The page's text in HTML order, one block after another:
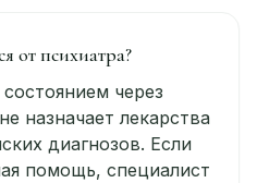
от психиатра?
через
назначает лекарства
диагнозов. Если
помощь, специалист